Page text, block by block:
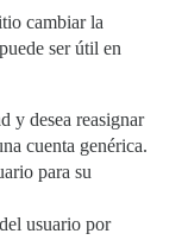
cambiar la
ser útil en
y desea reasignar
cuenta genérica.
para su
usuario por